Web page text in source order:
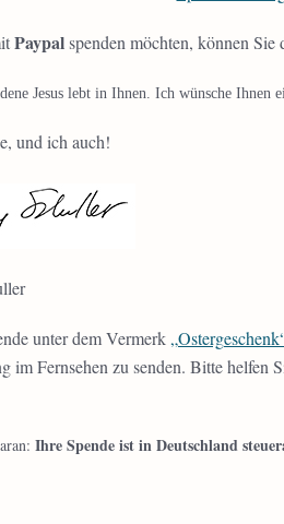
Paypalspenden möchten, können Sie
Jesus lebt in Ihnen. Ich wünsche Ihnen
und ich auch!
unter dem Vermerk
im Fernsehen zu senden. Bitte helfen
Ihre Spende ist in Deutschland